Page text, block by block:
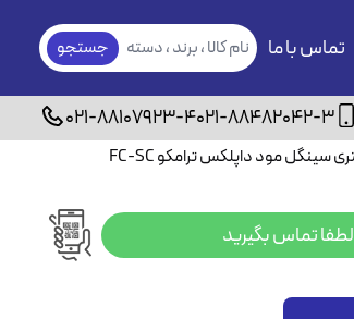
تماس با ما
نام کالا ، برند ، دسته
بندی
جستجو
021-88482042-3
021-88107923-4
لطفا تماس بگیرید